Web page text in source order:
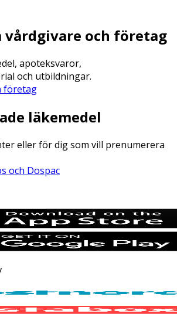
vårdgivare och företag
apoteksvaror,
och utbildningar.
företag
läkemedel
eller för dig som vill prenumerera
och Dospac